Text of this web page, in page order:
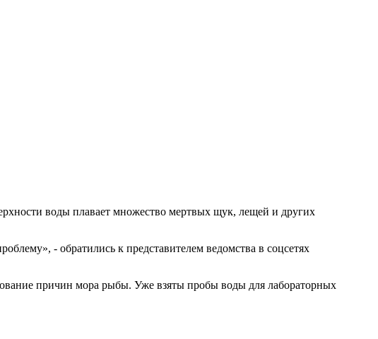
воды плавает множество мертвых щук, лещей и других
- обратились к представителем ведомства в соцсетях
причин мора рыбы. Уже взяты пробы воды для лабораторных